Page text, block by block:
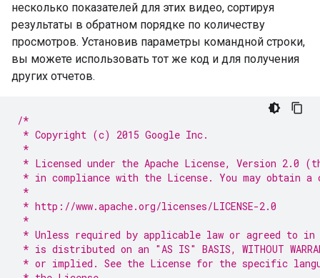
несколько показателей для этих видео, сортируя
результаты в обратном порядке по количеству
просмотров. Установив параметры командной строки,
вы можете использовать тот же код и для получения
других отчетов.
/*
* Copyright (c) 2015 Google Inc.
*
* Licensed under the Apache License, Version
* in compliance with the License. You may obtain
*
* http://www.apache.org/licenses/LICENSE-2.0
*
* Unless required by applicable law or agreed to
* is distributed on an "AS IS" BASIS, WITHOUT
* or implied. See the License for the specific